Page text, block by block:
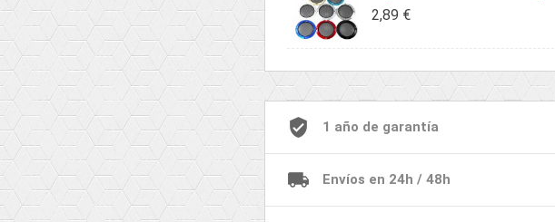
2,89 €
1 año de garantía
Envíos en 24h / 48h